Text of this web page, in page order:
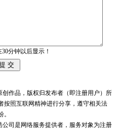
分钟以后显示！
创作品，版权归发布者（即注册用户）所
按照互联网精神进行分享，遵守相关法
司是网络服务提供者，服务对象为注册